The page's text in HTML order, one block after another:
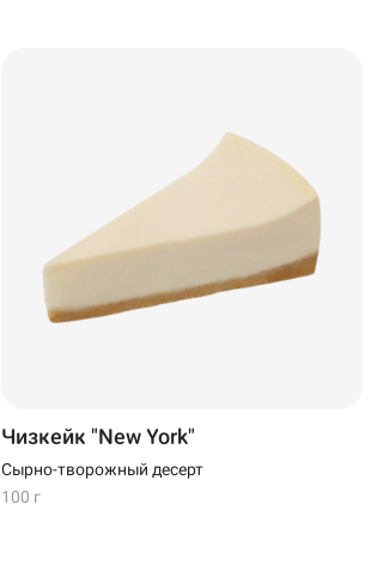
Чизкейк "New York"
Сырно-творожный десерт
100 г